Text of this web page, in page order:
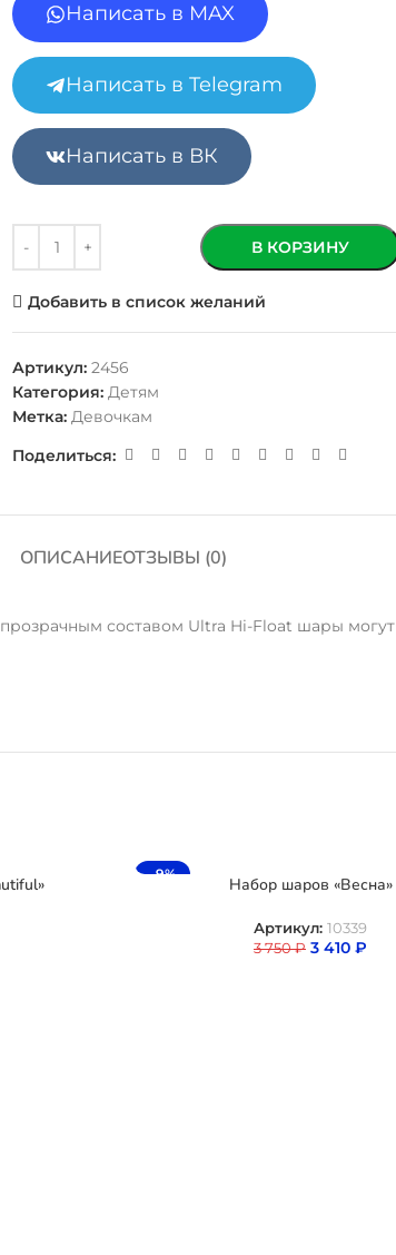
Написать в MAX
Написать в Telegram
Написать в ВК
В КОРЗИНУ
Добавить в список желаний
Артикул:2456
Категория: Детям
Метка: Девочкам
Поделиться:
ОПИСАНИЕОТЗЫВЫ (0)
составом Ultra Hi-Float шары могут
-9%
Набор шаров «Весна»
Артикул: 10339
3 750₽ 3 410 ₽